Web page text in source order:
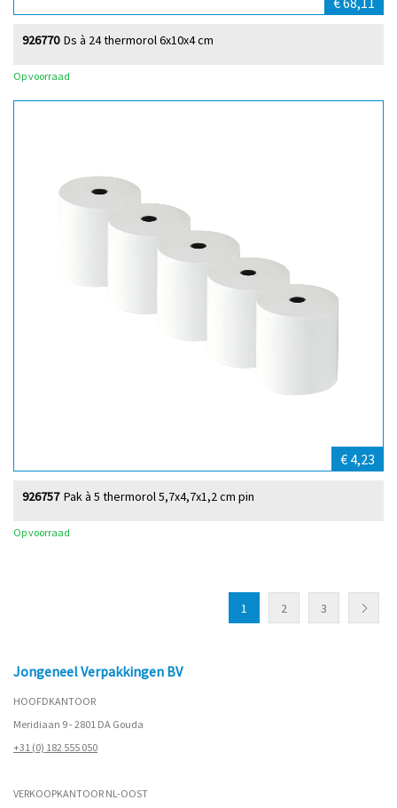
Ds à 24 thermorol 6x10x4 cm
926770
Op voorraad
€ 4,23
Pak à 5 thermorol 5,7x4,7x1,2 cm pin
926757
Op voorraad
1 2 3
Jongeneel Verpakkingen BV
HOOFDKANTOOR
Meridiaan 9 - 2801 DA Gouda
+31 (0) 182 555 050
VERKOOPKANTOOR NL-OOST